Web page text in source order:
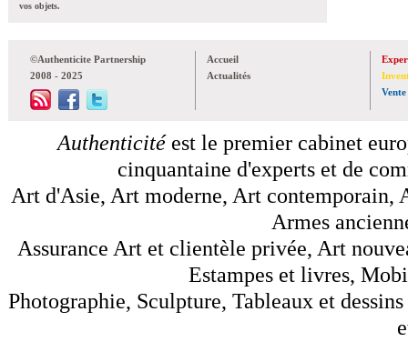
vos objets.
©Authenticite Partnership
2008 - 2025
Accueil
Actualités
Vente
Authenticitéest le premier cabinet
cinquantaine d'experts et de
Art d'Asie, Art moderne, Art contemporain,
Armes
Assurance Art et clientèle privée, Art
Estampes et livres,
Photographie, Sculpture, Tableaux et